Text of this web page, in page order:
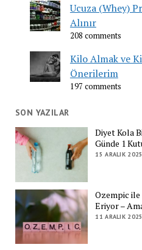
Ucuza (Whey)
Alınır
208 comments
Kilo Almak ve
Önerilerim
197 comments
SON YAZILAR
Diyet Kola
Günde 1
15 ARALIK 2025
Ozempic
Eriyor –
11 ARALIK 2025